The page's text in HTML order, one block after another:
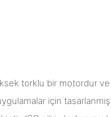
torklu bir motordur
için